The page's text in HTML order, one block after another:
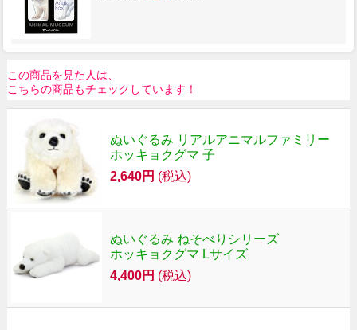
この商品を見た人は、
こちらの商品もチェックしています！
ぬいぐるみ リアルアニマルファミリー
ホッキョクグマ 子
2,640円 (税込)
ぬいぐるみ ねそべりシリーズ
ホッキョクグマ Lサイズ
4,400円 (税込)